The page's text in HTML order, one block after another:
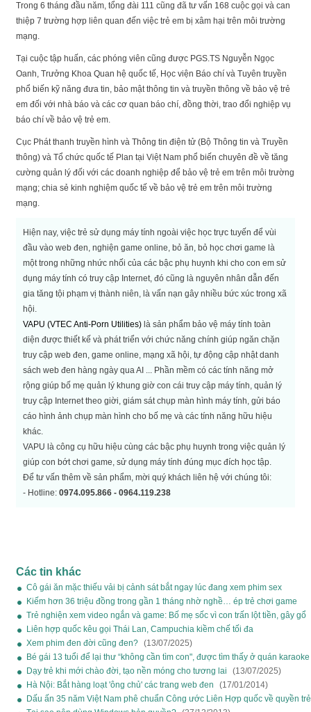
Trong 6 tháng đầu năm, tổng đài 111 cũng đã tư vấn 168 cuộc gọi và can
thiệp 7 trường hợp liên quan đến việc trẻ em bị xâm hại trên môi trường
mạng.
Tại cuộc tập huấn, các phóng viên cũng được PGS.TS Nguyễn Ngọc
Oanh, Trưởng Khoa Quan hệ quốc tế, Học viện Báo chí và Tuyên truyền
phổ biến kỹ năng đưa tin, bảo mật thông tin và truyền thông về bảo vệ trẻ
em đối với nhà báo và các cơ quan báo chí, đồng thời, trao đổi nghiệp vụ
báo chí về bảo vệ trẻ em.
Cục Phát thanh truyền hình và Thông tin điện tử (Bộ Thông tin và Truyền
thông) và Tổ chức quốc tế Plan tại Việt Nam phổ biến chuyên đề về tăng
cường quản lý đối với các doanh nghiệp để bảo vệ trẻ em trên môi trường
mạng; chia sẻ kinh nghiệm quốc tế về bảo vệ trẻ em trên môi trường
mạng.
Hiện nay, việc trẻ sử dụng máy tính ngoài việc học trực tuyến để vùi
đầu vào web đen, nghiện game online, bỏ ăn, bỏ học chơi game là
một trong những nhức nhối của các bậc phụ huynh khi cho con em sử
dụng máy tính có truy cập Internet, đó cũng là nguyên nhân dẫn đến
gia tăng tội phạm vị thành niên, là vấn nạn gây nhiều bức xúc trong xã
hội.
VAPU (VTEC Anti-Porn Utilities) là sản phẩm bảo vệ máy tính toàn
diện được thiết kế và phát triển với chức năng chính giúp ngăn chặn
truy cập web đen, game online, mạng xã hội, tự động cập nhật danh
sách web đen hàng ngày qua AI ... Phần mềm có các tính năng mở
rộng giúp bố mẹ quản lý khung giờ con cái truy cập máy tính, quản lý
truy cập Internet theo giời, giám sát chụp màn hình máy tính, gửi báo
cáo hình ảnh chụp màn hình cho bố mẹ và các tính năng hữu hiệu
khác.
VAPU là công cụ hữu hiệu cùng các bậc phụ huynh trong việc quản lý
giúp con bớt chơi game, sử dụng máy tính đúng mục đích học tập.
Để tư vấn thêm về sản phẩm, mời quý khách liên hệ với chúng tôi:
- Hotline: 0974.095.866 - 0964.119.238
Các tin khác
Cô gái ăn mặc thiếu vải bị cảnh sát bắt ngay lúc đang xem phim sex
(13/07/2025)
Kiếm hơn 36 triệu đồng trong gần 1 tháng nhờ nghề… ép trẻ chơi game
(07/09/2025)
Trẻ nghiện xem video ngắn và game: Bố mẹ sốc vì con trấn lột tiền, gây gổ
(21/12/2025)
Liên hợp quốc kêu gọi Thái Lan, Campuchia kiềm chế tối đa
(30/07/2025)
Xem phim đen đời cũng đen? (13/07/2025)
Bé gái 13 tuổi để lại thư “không cần tìm con", được tìm thấy ở quán karaoke
(13/07/2025)
Dạy trẻ khi mới chào đời, tạo nền móng cho tương lai
(13/07/2025)
Hà Nội: Bắt hàng loạt 'ông chủ' các trang web đen
(17/01/2014)
Dấu ấn 35 năm Việt Nam phê chuẩn Công ước Liên Hợp quốc về quyền